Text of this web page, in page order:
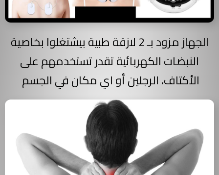
الجهاز مزود بـ 2 لازقة طبية بيشتغلوا بخاصية
النبضات الكهربائية تقدر تستخدمهم على
الأكتاف، الرجلين أو اي مكان في الجسم